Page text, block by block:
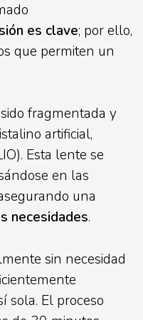
es clave; por ello,
que permiten un
fragmentada y
artificial,
Esta lente se
en las
una
necesidades.
sin necesidad
sola. El proceso